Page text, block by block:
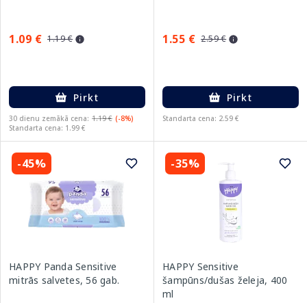
1.09 € 1.19 €
Pirkt
30 dienu zemākā cena: 1.19 € (-8%)
Standarta cena: 1.99 €
1.55 € 2.59 €
Pirkt
Standarta cena: 2.59 €
-45%
HAPPY Panda Sensitive
mitrās salvetes, 56 gab.
-35%
HAPPY Sensitive
šampūns/dušas želeja, 400
ml